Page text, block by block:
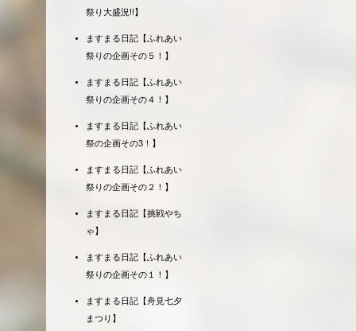
祭り大盛況!!】
ますまる日記【ふれあい
祭りの企画その５！】
ますまる日記【ふれあい
祭りの企画その４！】
ますまる日記【ふれあい
祭の企画その3！】
ますまる日記【ふれあい
祭りの企画その２！】
ますまる日記【挑戦やち
ゃ】
ますまる日記【ふれあい
祭りの企画その１！】
ますまる日記【舟見七夕
まつり】